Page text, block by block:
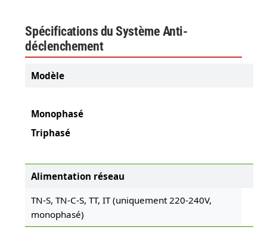
Spécifications du Système Anti-
déclenchement
Modèle
Monophasé
Triphasé
Alimentation réseau
TN-S, TN-C-S, TT, IT (uniquement 220-240V,
monophasé)